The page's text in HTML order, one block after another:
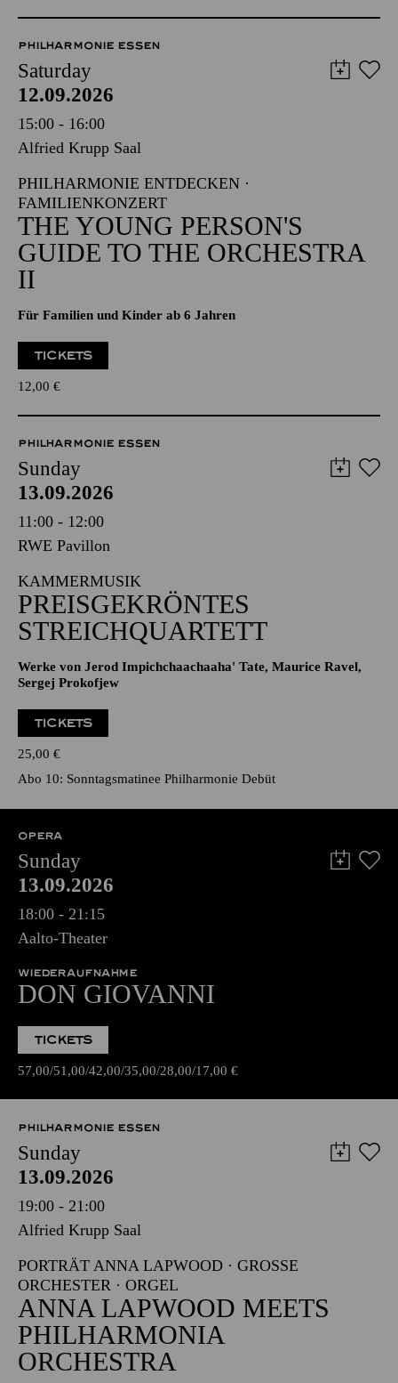
PHILHARMONIE ESSEN
Saturday
12.09.2026
15:00 - 16:00
Alfried Krupp Saal
PHILHARMONIE ENTDECKEN ·
FAMILIENKONZERT
THE YOUNG PERSON'S
GUIDE TO THE ORCHESTRA
II
Für Familien und Kinder ab 6 Jahren
TICKETS
12,00 €
PHILHARMONIE ESSEN
Sunday
13.09.2026
11:00 - 12:00
RWE Pavillon
KAMMERMUSIK
PREISGEKRÖNTES
STREICHQUARTETT
Werke von Jerod Impichchaachaaha' Tate, Maurice Ravel,
Sergej Prokofjew
TICKETS
25,00 €
Abo 10: Sonntagsmatinee Philharmonie Debüt
OPERA
Sunday
13.09.2026
18:00 - 21:15
Aalto-Theater
WIEDERAUFNAHME
DON GIOVANNI
TICKETS
57,00 51,00 42,00 35,00 28,00 17,00 €
PHILHARMONIE ESSEN
Sunday
13.09.2026
19:00 - 21:00
Alfried Krupp Saal
PORTRÄT ANNA LAPWOOD · GROSSE O
RCHESTER · ORGEL
ANNA LAPWOOD MEETS
PHILHARMONIA
ORCHESTRA